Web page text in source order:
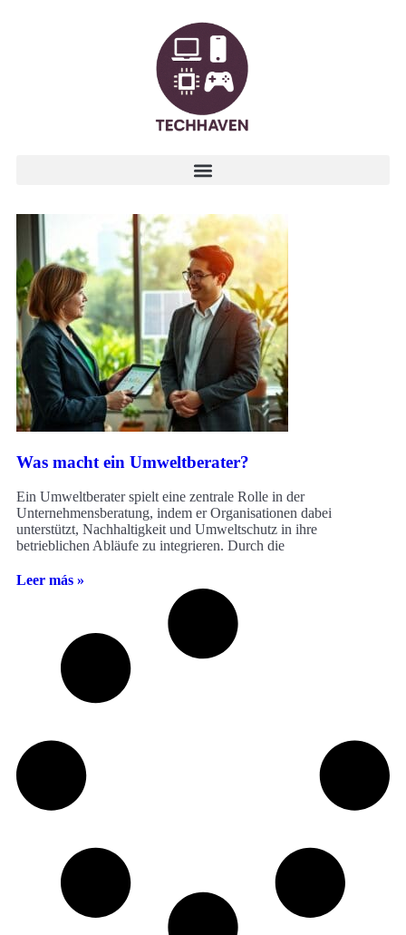
Was macht ein Umweltberater?
Ein Umweltberater spielt eine zentrale Rolle in der
Unternehmensberatung, indem er Organisationen dabei
unterstützt, Nachhaltigkeit und Umweltschutz in ihre
betrieblichen Abläufe zu integrieren. Durch die
Leer más »